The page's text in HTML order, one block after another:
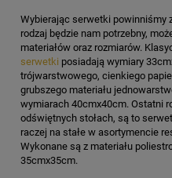
Wybierając serwetki powinniśmy
rodzaj będzie nam potrzebny,
materiałów oraz rozmiarów.
serwetki posiadają wymiary
trójwarstwowego, cienkiego
grubszego materiału
wymiarach 40cmx40cm. Ostatni
odświętnych stołach, są to
raczej na stałe w asortymencie
Wykonane są z materiału
35cmx35cm.